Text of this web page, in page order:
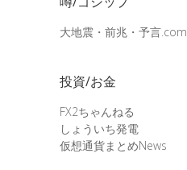
大地震・前兆・予言.com
投資/お金
FX2ちゃんねる
しょういち発電
仮想通貨まとめNews